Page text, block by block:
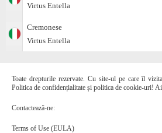
Virtus Entella
Cremonese
Virtus Entella
Toate drepturile rezervate. Cu site-ul pe care îl
Politica de confidențialitate și politica de cookie-uri!
Contactează-ne:
Terms of Use (EULA)